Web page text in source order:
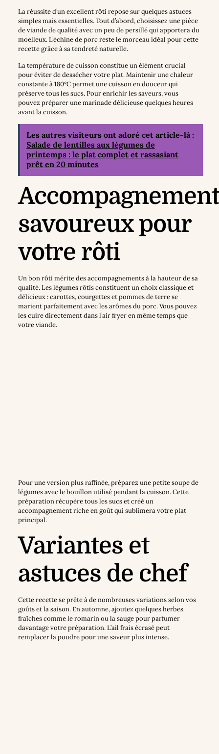
La réussite d’un excellent rôti repose sur quelques astuces
simples mais essentielles. Tout d’abord, choisissez une pièce
de viande de qualité avec un peu de persillé qui apportera du
moelleux. L’échine de porc reste le morceau idéal pour cette
recette grâce à sa tendreté naturelle.
La température de cuisson constitue un élément crucial
pour éviter de dessécher votre plat. Maintenir une chaleur
constante à 180°C permet une cuisson en douceur qui
préserve tous les sucs. Pour enrichir les saveurs, vous
pouvez préparer une marinade délicieuse quelques heures
avant la cuisson.
Les autres visiteurs ont adoré cet article-là :
Salade de lentilles aux légumes de
printemps : le plat complet et rassasiant
prêt en 20 minutes
savoureux pour
votre rôti
Un bon rôti mérite des accompagnements à la hauteur de sa
qualité. Les légumes rôtis constituent un choix classique et
délicieux : carottes, courgettes et pommes de terre se
marient parfaitement avec les arômes du porc. Vous pouvez
les cuire directement dans l’air fryer en même temps que
votre viande.
Pour une version plus raffinée, préparez une petite soupe de
légumes avec le bouillon utilisé pendant la cuisson. Cette
préparation récupère tous les sucs et créé un
accompagnement riche en goût qui sublimera votre plat
principal.
Variantes et
astuces de chef
Cette recette se prête à de nombreuses variations selon vos
goûts et la saison. En automne, ajoutez quelques herbes
fraîches comme le romarin ou la sauge pour parfumer
davantage votre préparation. L’ail frais écrasé peut
remplacer la poudre pour une saveur plus intense.